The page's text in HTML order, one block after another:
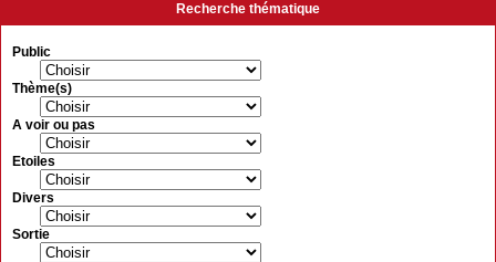
Recherche thématique
Public
Thème(s)
A voir ou pas
Etoiles
Divers
Sortie